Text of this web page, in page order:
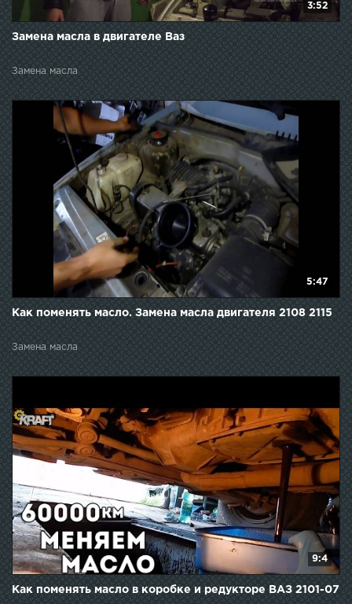
3:52
Замена масла в двигателе Ваз
Замена масла
5:47
Как поменять масло. Замена масла двигателя 2108 2115
Замена масла
9:4
Как поменять масло в коробке и редукторе ВАЗ 2101-07